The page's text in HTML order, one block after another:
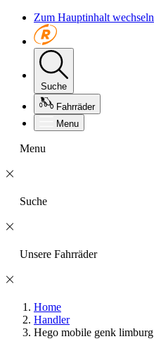
Zum Hauptinhalt wechseln
Suche
Fahrräder
Menu
Menu
Suche
Unsere Fahrräder
Home
Handler
Hego mobile genk limburg